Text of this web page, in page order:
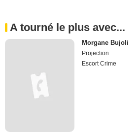
A tourné le plus avec...
Morgane Bujoli
Projection
Escort Crime